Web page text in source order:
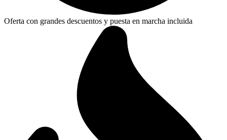
Oferta con grandes descuentos y puesta en marcha incluida